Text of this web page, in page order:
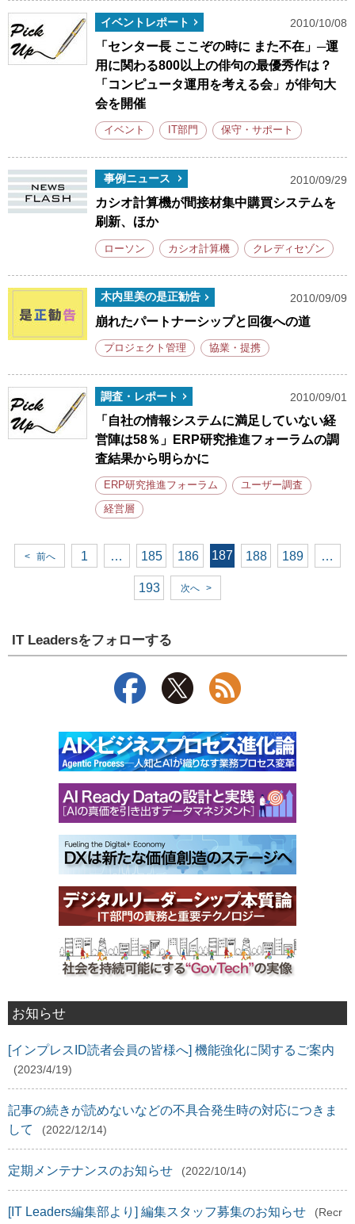
イベントレポート 2010/10/08
「センター長 ここぞの時に また不在」─運
用に関わる800以上の俳句の最優秀作は？
「コンピュータ運用を考える会」が俳句大
会を開催
イベント IT部門 保守・サポート
事例ニュース 2010/09/29
カシオ計算機が間接材集中購買システムを
刷新、ほか
ローソン カシオ計算機 クレディセゾン
木内里美の是正勧告 2010/09/09
崩れたパートナーシップと回復への道
プロジェクト管理 協業・提携
調査・レポート 2010/09/01
「自社の情報システムに満足していない経
営陣は58％」ERP研究推進フォーラムの調
査結果から明らかに
ERP研究推進フォーラム ユーザー調査
経営層
< 前へ 1 … 185 186 187 188 189 …
193 次へ >
IT Leadersをフォローする
お知らせ
[インプレスID読者会員の皆様へ] 機能強化に関するご案内
(2023/4/19)
記事の続きが読めないなどの不具合発生時の対応につきま
して
(2022/12/14)
定期メンテナンスのお知らせ (2022/10/14)
[IT Leaders編集部より] 編集スタッフ募集のお知らせ
(Recr